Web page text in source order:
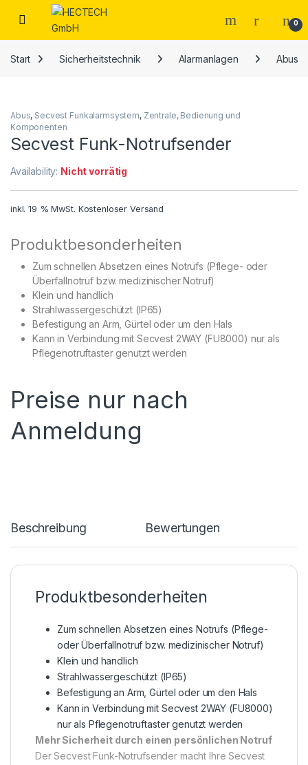
Open 0
Start Sicherheitstechnik Alarmanlagen Abus
Abus, Secvest Funkalarmsystem, Zentrale, Bedienung und
Komponenten
Secvest Funk-Notrufsender
Availability: Nicht vorrätig
inkl. 19 % MwSt. Kostenloser Versand
Produktbesonderheiten
Zum schnellen Absetzen eines Notrufs (Pflege- oder
Überfallnotruf bzw. medizinischer Notruf)
Klein und handlich
Strahlwassergeschützt (IP65)
Befestigung an Arm, Gürtel oder um den Hals
Kann in Verbindung mit Secvest 2WAY (FU8000) nur als
Pflegenotruftaster genutzt werden
Preise nur nach
Anmeldung
Beschreibung Bewertungen
Produktbesonderheiten
Zum schnellen Absetzen eines Notrufs (Pflege-
oder Überfallnotruf bzw. medizinischer Notruf)
Klein und handlich
Strahlwassergeschützt (IP65)
Befestigung an Arm, Gürtel oder um den Hals
Kann in Verbindung mit Secvest 2WAY (FU8000)
nur als Pflegenotruftaster genutzt werden
Mehr Sicherheit durch einen persönlichen Notruf
Der Secvest Funk-Notrufsender macht Ihre Secvest